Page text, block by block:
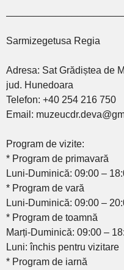
Sarmizegetusa Regia
Adresa: Sat Grădiștea de
jud. Hunedoara
Telefon: +40 254 216 750
Email:
Program de vizite:
* Program de primavară
Luni-Duminică: 09:00 –
* Program de vară
Luni-Duminică: 09:00 –
* Program de toamnă
Marți-Duminică: 09:00 –
Luni: închis pentru vizitare
* Program de iarnă